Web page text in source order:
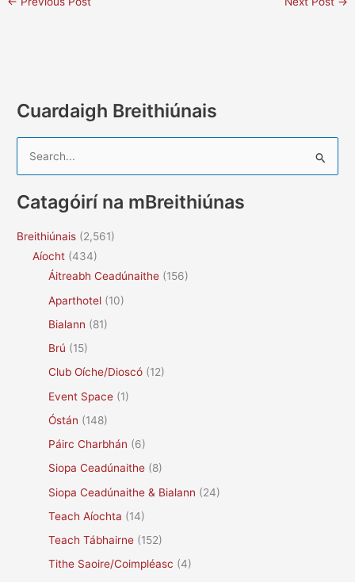
Cuardaigh Breithiúnais
r
c
Catagóirí na mBreithiúnas
Breithiúnais (2,561)
Aíocht (434)
Áitreabh Ceadúnaithe (156)
Aparthotel (10)
Bialann (81)
Brú (15)
Club Oíche/Dioscó (12)
Event Space (1)
Óstán (148)
Páirc Charbhán (6)
Siopa Ceadúnaithe (8)
Siopa Ceadúnaithe & Bialann (24)
Teach Aíochta (14)
Teach Tábhairne (152)
Tithe Saoire/Coimpléasc (4)